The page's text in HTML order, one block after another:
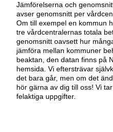
Jämförelserna och
avser genomsnitt per
Om till exempel en kommun
tre vårdcentralernas totala
genomsnitt oavsett hur
jämföra mellan kommuner
beaktan, den datan finns på
hemsida. Vi eftersträvar
det bara går, men om det
hör gärna av dig till oss! Vi
felaktiga uppgifter.